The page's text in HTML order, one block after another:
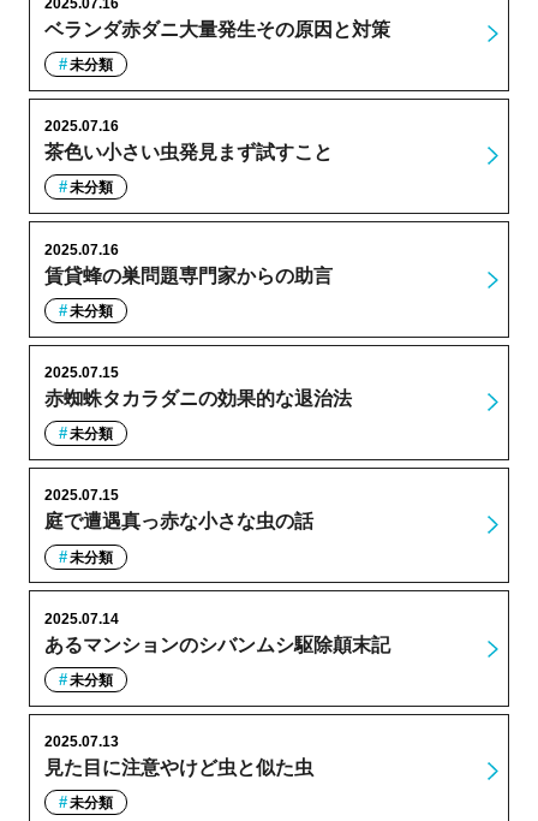
ベランダ赤ダニ大量発生その原因と対策
未分類
茶色い小さい虫発見まず試すこと
2025.07.16
未分類
賃貸蜂の巣問題専門家からの助言
2025.07.16
未分類
赤蜘蛛タカラダニの効果的な退治法
2025.07.15
未分類
庭で遭遇真っ赤な小さな虫の話
2025.07.15
未分類
あるマンションのシバンムシ駆除顛末記
2025.07.14
未分類
見た目に注意やけど虫と似た虫
2025.07.13
未分類